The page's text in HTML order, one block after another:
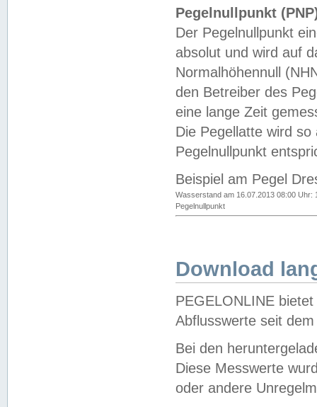
Pegelnullpunkt
Der Pegelnullpunkt
absolut und wird auf
Normalhöhennull
den Betreiber des
eine lange Zeit
Die Pegellatte wird
Pegelnullpunkt
Beispiel am Pegel
Wasserstand am 16.07.2013 08:00 Uhr:
Pegelnullpunkt
Download
PEGELONLINE
Abflusswerte seit
Bei den
Diese Messwerte
oder andere